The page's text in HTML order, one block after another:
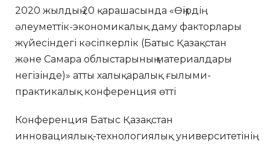
2020 жылдың 20 қарашасында «Өңірдің
әлеуметтік-экономикалық даму факторлары
жүйесіндегі кәсіпкерлік (Батыс Қазақстан
және Самара облыстарының материалдары
негізінде)» атты халықаралық ғылыми-
практикалық конференция өтті
Конференция Батыс Қазақстан
инновациялық-технологиялық университетінің